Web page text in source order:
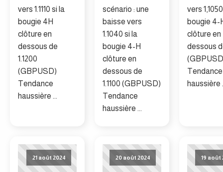
vers 1.1110 si la
bougie 4H
clôture en
dessous de
1.1200
(GBPUSD)
Tendance
haussière ...
scénario : une
baisse vers
1.1040 si la
bougie 4-H
clôture en
dessous de
1.1100 (GBPUSD)
Tendance
haussière ...
vers
bougie 4-
clôture en
dessous
Tendance
haussière
21 août 2024 20 août 2024 19 août